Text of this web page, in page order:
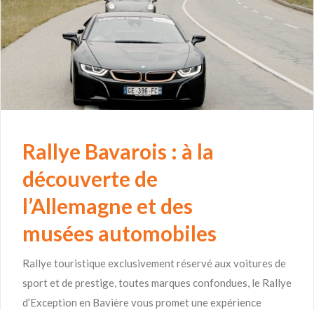
Rallye Bavarois : à la
découverte de
l’Allemagne et des
musées automobiles
Rallye touristique exclusivement réservé aux voitures de
sport et de prestige, toutes marques confondues, le Rallye
d’Exception en Bavière vous promet une expérience